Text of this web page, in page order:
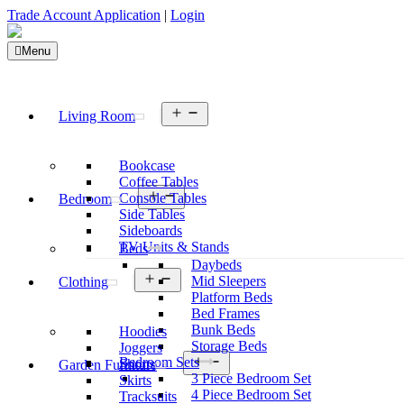
Trade Account Application | Login
Menu
Living Room
menu
Bookcase
Coffee Tables
Console Tables
Side Tables
Sideboards
TV Units & Stands
Bedroom
Open
menu
Beds
Daybeds
Mid Sleepers
Platform Beds
Bed Frames
Bunk Beds
Storage Beds
Bedroom Sets
3 Piece Bedroom Set
4 Piece Bedroom Set
Clothing
Open
menu
Hoodies
Joggers
Shorts
Skirts
Tracksuits
Garden Furniture
menu